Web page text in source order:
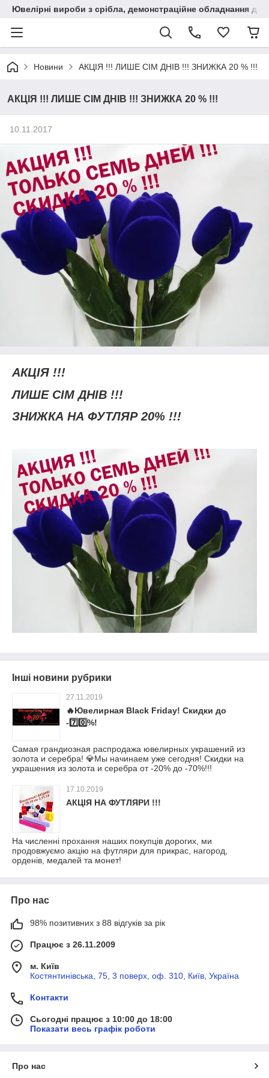
Ювелірні вироби з срібла, демонстраційне обладнання
Новини АКЦІЯ !!! ЛИШЕ СІМ ДНІВ !!! ЗНИЖКА 20 % !!!
АКЦІЯ !!! ЛИШЕ СІМ ДНІВ !!! ЗНИЖКА 20 % !!!
10.11.2017
АКЦІЯ !!!
ЛИШЕ СІМ ДНІВ !!!
ЗНИЖКА НА ФУТЛЯР 20% !!!
Інші новини рубрики
27.11.2019
🔥Ювелирная Black Friday! Скидки до
-7️⃣0️⃣%!
Самая грандиозная распродажа ювелирных украшений из
золота и серебра! 💎Мы начинаем уже сегодня! Скидки на
украшения из золота и серебра от -20% до -70%!!!
17.10.2019
АКЦІЯ НА ФУТЛЯРИ !!!
На численні прохання наших покупців дорогих, ми
продовжуємо акцію на футляри для прикрас, нагород,
орденів, медалей та монет!
Про нас
98% позитивних з 88 відгуків за рік
Працює з 26.11.2009
м. Київ
Костянтинівська, 75, 3 поверх, оф. 310, Київ, Україна
Контакти
Сьогодні працює з 10:00 до 18:00
Показати весь графік роботи
Про нас